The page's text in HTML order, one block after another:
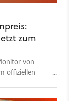
zum
von
offiziellen